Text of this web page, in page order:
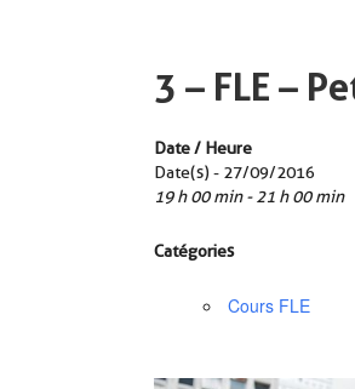
3 – FLE –
Date / Heure
Date(s) - 27/09/2016
19 h 00 min - 21 h 00 min
Catégories
Cours FLE